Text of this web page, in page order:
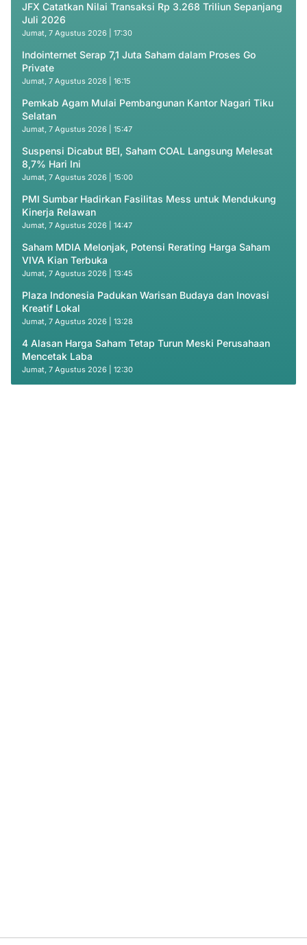
JFX Catatkan Nilai Transaksi Rp 3.268 Triliun Sepanjang
Juli 2026
Jumat, 7 Agustus 2026 | 17:30
Indointernet Serap 7,1 Juta Saham dalam Proses Go
Private
Jumat, 7 Agustus 2026 | 16:15
Pemkab Agam Mulai Pembangunan Kantor Nagari Tiku
Selatan
Jumat, 7 Agustus 2026 | 15:47
Suspensi Dicabut BEI, Saham COAL Langsung Melesat
8,7% Hari Ini
Jumat, 7 Agustus 2026 | 15:00
PMI Sumbar Hadirkan Fasilitas Mess untuk Mendukung
Kinerja Relawan
Jumat, 7 Agustus 2026 | 14:47
Saham MDIA Melonjak, Potensi Rerating Harga Saham
VIVA Kian Terbuka
Jumat, 7 Agustus 2026 | 13:45
Plaza Indonesia Padukan Warisan Budaya dan Inovasi
Kreatif Lokal
Jumat, 7 Agustus 2026 | 13:28
4 Alasan Harga Saham Tetap Turun Meski Perusahaan
Mencetak Laba
Jumat, 7 Agustus 2026 | 12:30